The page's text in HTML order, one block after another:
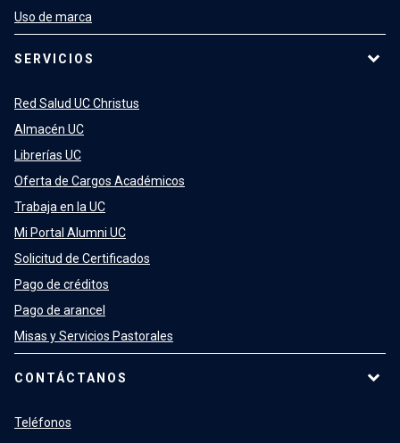
Uso de marca
SERVICIOS
Red Salud UC Christus
Almacén UC
Librerías UC
Oferta de Cargos Académicos
Trabaja en la UC
Mi Portal Alumni UC
Solicitud de Certificados
Pago de créditos
Pago de arancel
Misas y Servicios Pastorales
CONTÁCTANOS
Teléfonos